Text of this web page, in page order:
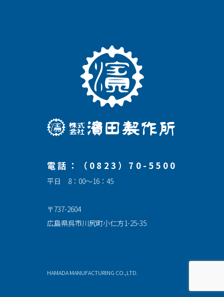
電話：（0823）70-5500
平日 8：00～16：45
〒737-2604
広島県呉市川尻町小仁方1-25-35
HAMADA MANUFACTURING CO.,LTD.